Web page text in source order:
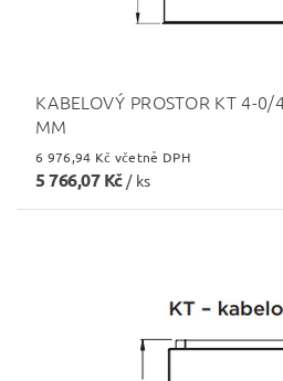
KABELOVÝ PROSTOR KT 4-
MM
6 976,94 Kč včetně DPH
5 766,07 Kč / ks